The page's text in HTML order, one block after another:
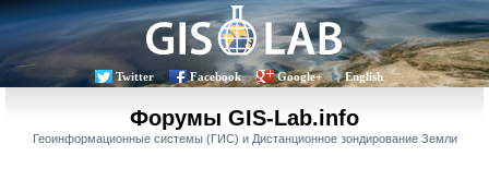
Twitter Facebook Google+ English
Форумы GIS-Lab.info
Геоинформационные системы (ГИС) и Дистанционное зондирование Земли